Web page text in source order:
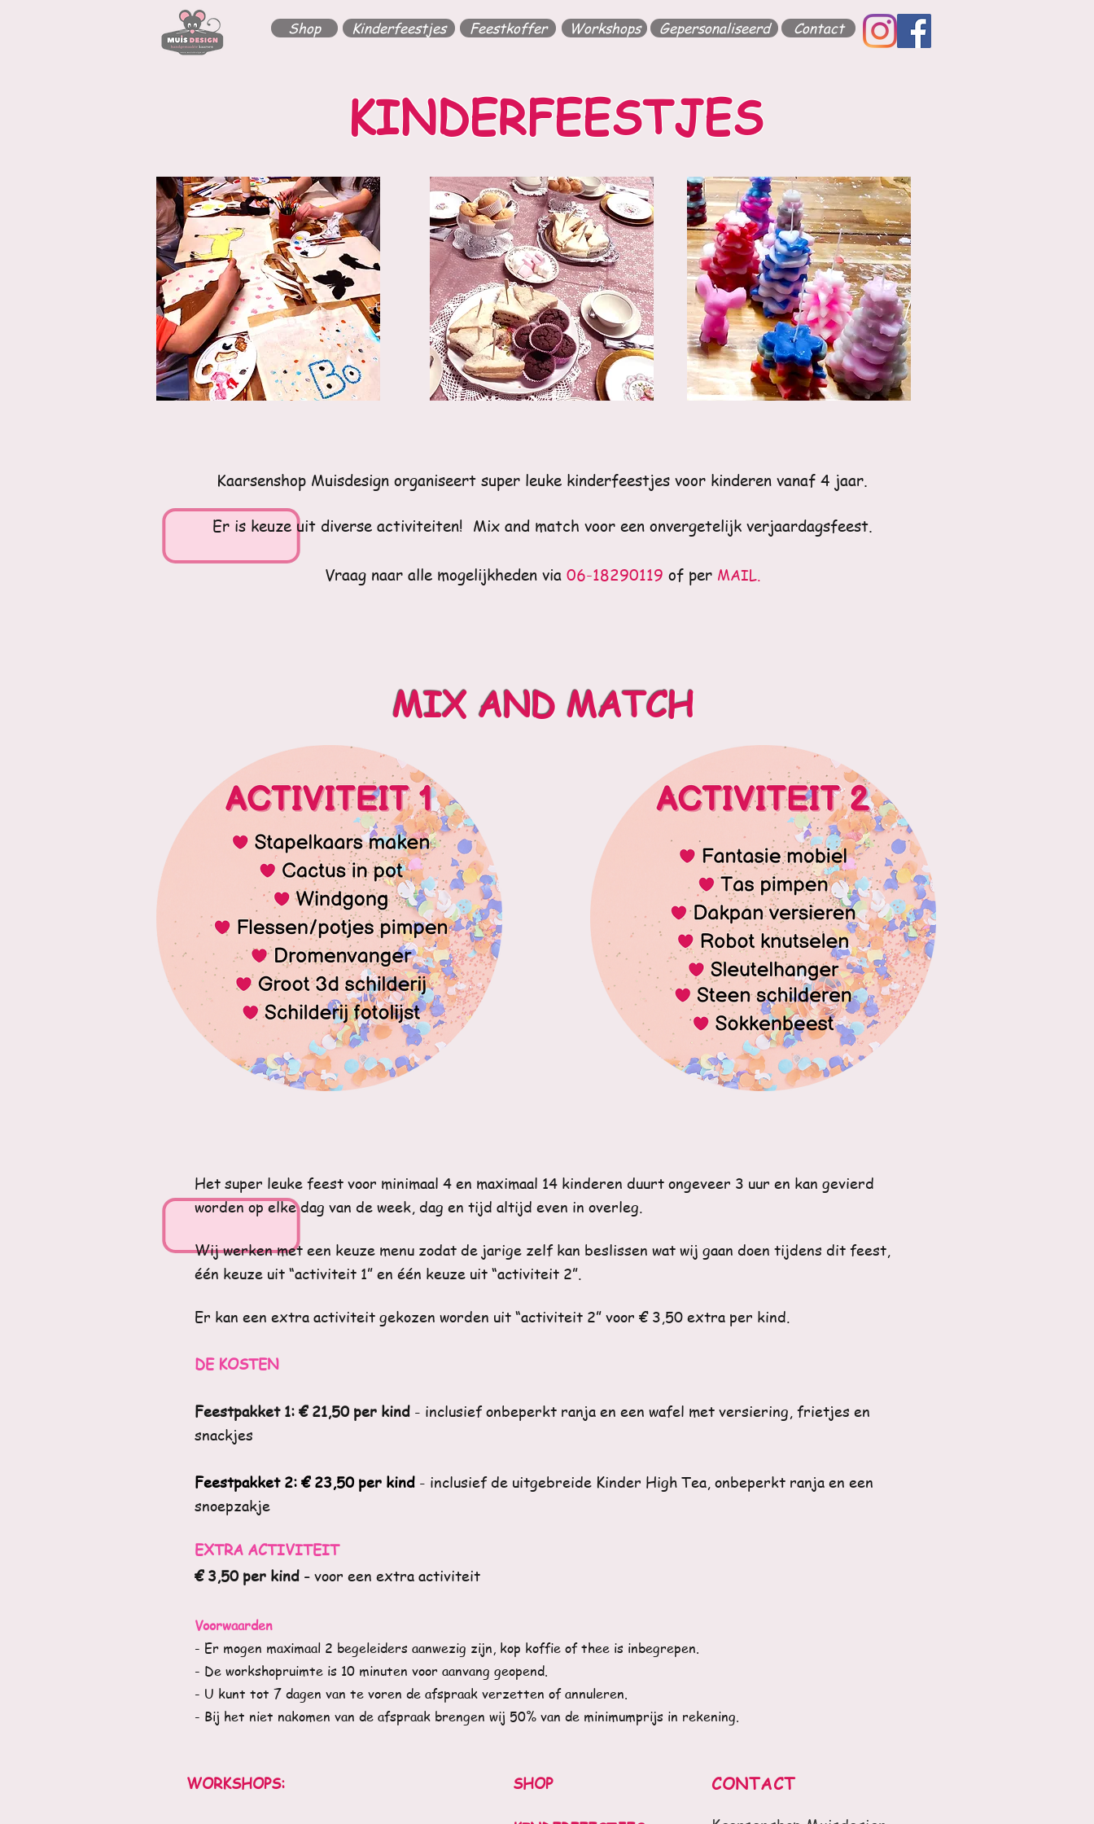
Shop Kinderfeestjes Feestkoffer Workshops Gepersonaliseerd Contact
KINDERFEESTJES
Kaarsenshop Muisdesign organiseert super leuke kinderfeestjes voor kinderen vanaf 4 jaar.
Er is keuze uit diverse activiteiten! Mix and match voor een onvergetelijk verjaardagsfeest.
Vraag naar alle mogelijkheden via 06-18290119 of per MAIL.
MIX AND MATCH
Het super leuke feest voor minimaal 4 en maximaal 14 kinderen duurt ongeveer 3 uur en kan gevierd
worden op elke dag van de week, dag en tijd altijd even in overleg.
Wij werken met een keuze menu zodat de jarige zelf kan beslissen wat wij gaan doen tijdens dit feest,
één keuze uit “activiteit 1” en één keuze uit “activiteit 2”.
Er kan een extra activiteit gekozen worden uit “activiteit 2” voor € 3,50 extra per kind.
DE KOSTEN
Feestpakket 1: € 21,50 per kind - inclusief onbeperkt ranja en een wafel met versiering, frietjes en
snackjes
Feestpakket 2: € 23,50 per kind - inclusief de uitgebreide Kinder High Tea, onbeperkt ranja en een
snoepzakje
EXTRA ACTIVITEIT
€ 3,50 per kind - voor een extra activiteit
Voorwaarden
- Er mogen maximaal 2 begeleiders aanwezig zijn, kop koffie of thee is inbegrepen.
- De workshopruimte is 10 minuten voor aanvang geopend.
- U kunt tot 7 dagen van te voren de afspraak verzetten of annuleren.
- Bij het niet nakomen van de afspraak brengen wij 50% van de minimumprijs in rekening.
WORKSHOPS: SHOP CONTACT